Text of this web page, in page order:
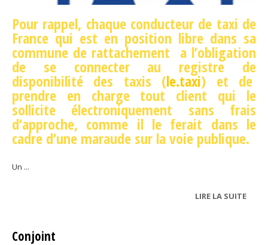
Pour rappel, chaque conducteur de taxi de
France qui est en position libre dans sa
commune de rattachement a l’obligation
de se connecter au registre de
disponibilité des taxis (le.taxi) et de
prendre en charge tout client qui le
sollicite électroniquement sans frais
d’approche, comme il le ferait dans le
cadre d’une maraude sur la voie publique.
Un ...
LIRE LA SUITEDE
Conjoint